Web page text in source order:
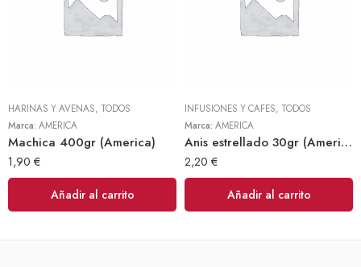
HARINAS Y AVENAS, TODOS
Marca: AMERICA
Machica 400gr (America)
1,90 €
Añadir al carrito
INFUSIONES Y CAFES, TODOS
Marca: AMERICA
Anis estrellado 30gr (America)
2,20 €
Añadir al carrito